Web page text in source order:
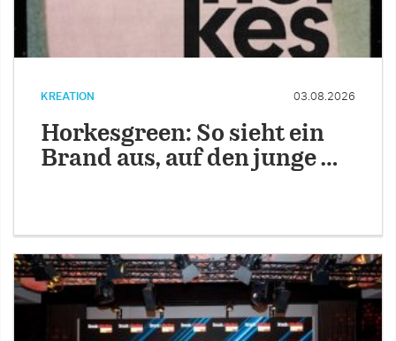
KREATION 03.08.2026
Horkesgreen: So sieht ein
Brand aus, auf den junge …